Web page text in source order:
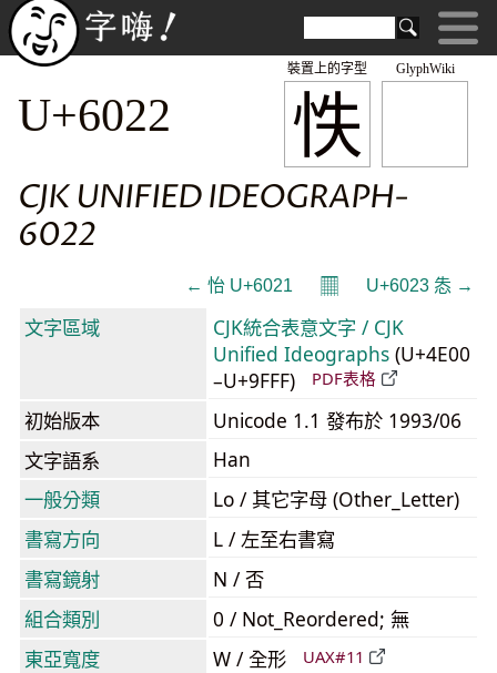
GlyphWiki
怢
裝置上的字型
U+6022
CJK UNIFIED IDEOGRAPH-
6022
← 怡 U+6021 𝄜 U+6023 怣 →
文字區域
CJK統合表意文字 / CJK
Unified Ideographs (U+4E00
–U+9FFF)
PDF表格
初始版本
Unicode 1.1 發布於 1993/06
文字語系
Han
一般分類
Lo / 其它字母 (Other_Letter)
書寫方向
L / 左至右書寫
書寫鏡射
N / 否
組合類別
0 / Not_Reordered; 無
東亞寬度
W / 全形 UAX#11